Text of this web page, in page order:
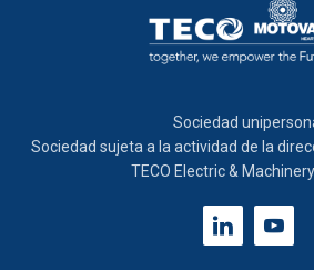
Sociedad
Sociedad sujeta a la actividad de la
TECO Electric & Machinery